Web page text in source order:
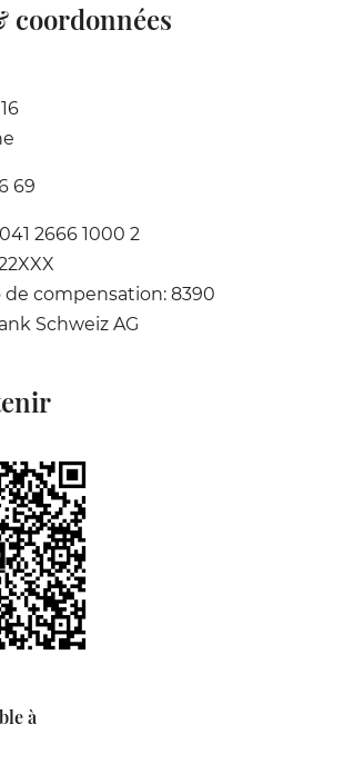
coordonnées
69
2666 1000 2
de compensation: 8390
Schweiz AG
à